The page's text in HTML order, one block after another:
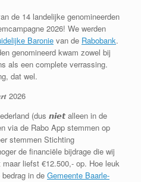
de 14 landelijke genomineerden
2026! We werden
Baronie van de Rabobank.
genomineerd kwam zowel bij
als een complete verrassing.
dat wel.
2026
(dus 𝙣𝙞𝙚𝙩 alleen in de
via de Rabo App stemmen op
stemmen Stichting
de financiële bijdrage die wij
liefst €12.500,- op. Hoe leuk
in de Gemeente Baarle-